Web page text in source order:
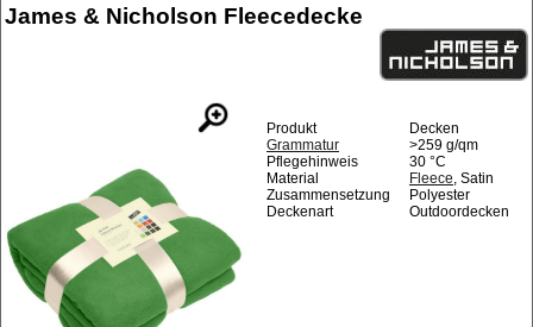
James & Nicholson Fleecedecke
Produkt
Decken
Grammatur
>259 g/qm
Pflegehinweis
30 °C
Material
Fleece, Satin
Zusammensetzung
Polyester
Deckenart
Outdoordecken